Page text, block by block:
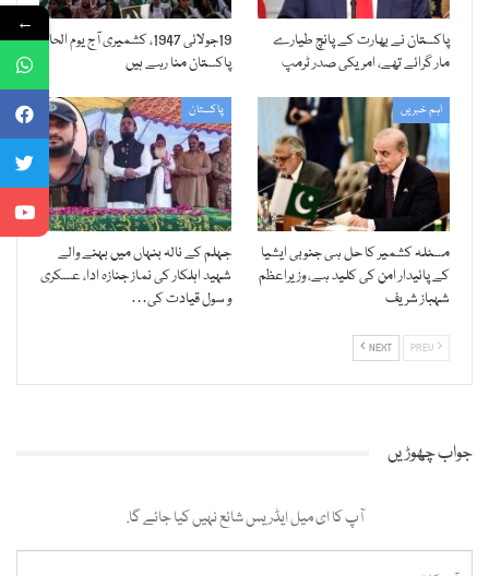
پاکستان نے بھارت کے پانچ طیارے
مار گرائے تھے، امریکی صدر ٹرمپ
19جولائی 1947، کشمیری آج یوم الحاق
پاکستان منا رہے ہیں
اہم خبریں
مسئلہ کشمیر کا حل ہی جنوبی ایشیا
کے پائیدار امن کی کلید ہے، وزیراعظم
شہباز شریف
پاکستان
جہلم کے نالہ بنہاں میں بہنے والے
شہید اہلکار کی نماز جنازہ ادا، عسکری
و سول قیادت کی…
NEXT
جواب چھوڑیں
آپ کا ای میل ایڈریس شائع نہیں کیا جائے گا.
←